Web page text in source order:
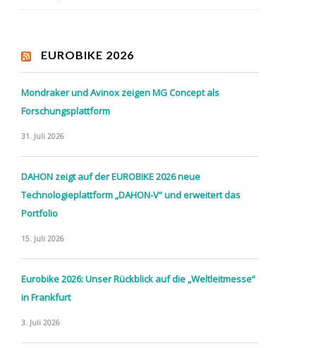
EUROBIKE 2026
Mondraker und Avinox zeigen MG Concept als
Forschungsplattform
31. Juli 2026
DAHON zeigt auf der EUROBIKE 2026 neue
Technologieplattform „DAHON-V“ und erweitert das
Portfolio
15. Juli 2026
Eurobike 2026: Unser Rückblick auf die „Weltleitmesse“
in Frankfurt
3. Juli 2026